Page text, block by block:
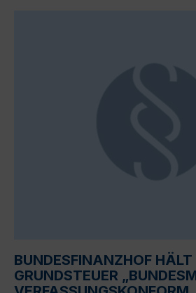
BUNDESFINANZHOF HÄLT
GRUNDSTEUER